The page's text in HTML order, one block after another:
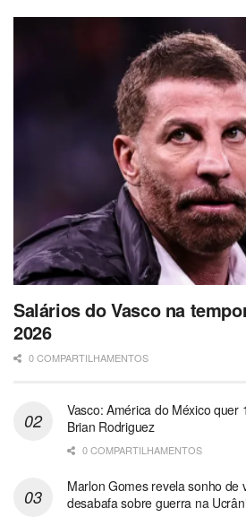
Salários do Vasco na
2026
0 COMPARTILHAMENTOS
Vasco: América do México quer
Brian Rodriguez
0 COMPARTILHAMENTOS
Marlon Gomes revela sonho de
desabafa sobre guerra na